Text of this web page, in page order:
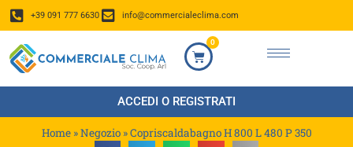
+39 091 777 6630 info@commercialeclima.com
0
ACCEDI O REGISTRATI
Home»Negozio»Copriscaldabagno H 800 L 480 P 350